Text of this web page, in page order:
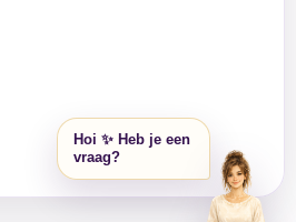
Hoi ✨ Heb je een
vraag?